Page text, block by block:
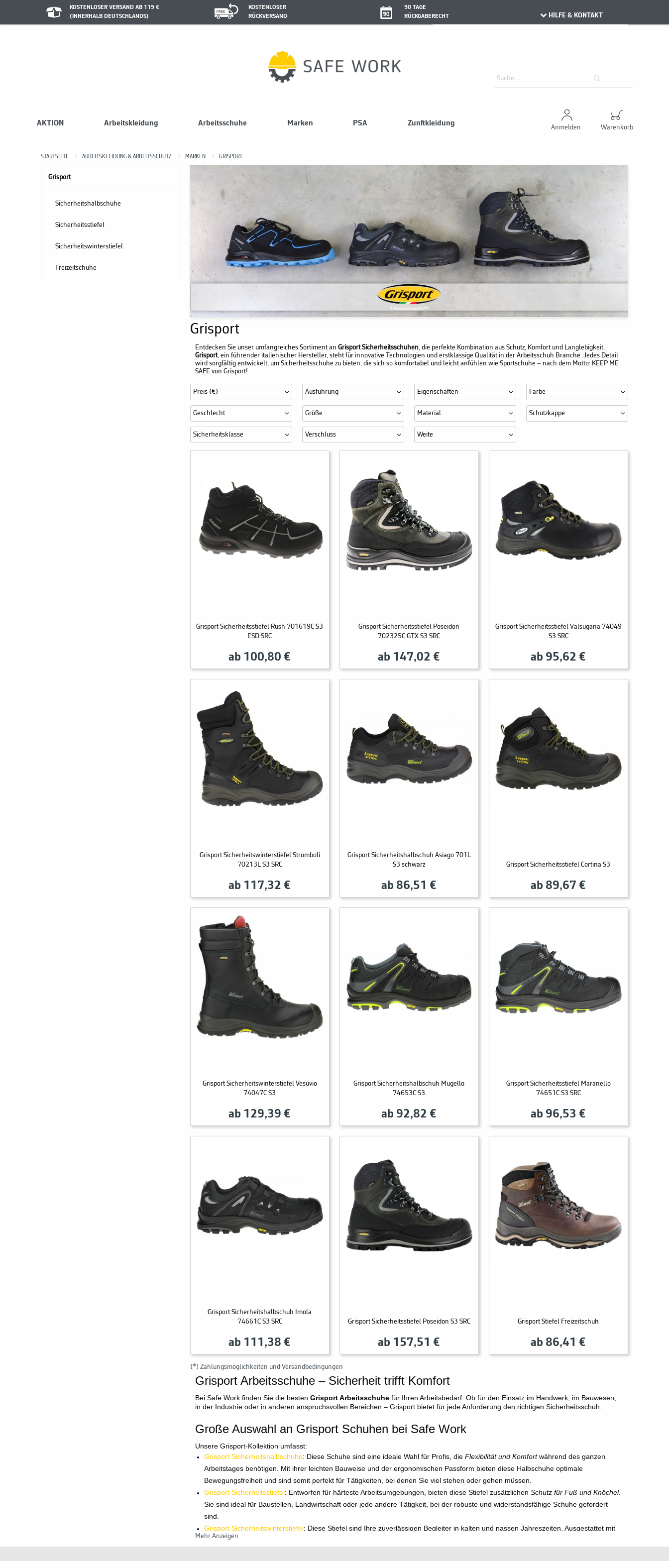
KOSTENLOSER VERSAND AB 119 €
(INNERHALB DEUTSCHLANDS)
KOSTENLOSER
RÜCKVERSAND
90 TAGE
RÜCKGABERECHT
HILFE & KONTAKT
AKTION Arbeitskleidung Arbeitsschuhe Marken PSA Zunftkleidung
Anmelden Warenkorb
STARTSEITE ARBEITSKLEIDUNG & ARBEITSSCHUTZ MARKEN GRISPORT
Grisport
Sicherheitshalbschuhe
Sicherheitsstiefel
Sicherheitswinterstiefel
Freizeitschuhe
Grisport
Entdecken Sie unser umfangreiches Sortiment an Grisport Sicherheitsschuhen, die perfekte Kombination aus Schutz, Komfort und Langlebigkeit.
Grisport, ein führender italienischer Hersteller, steht für innovative Technologien und erstklassige Qualität in der Arbeitsschuh Branche. Jedes Detail
wird sorgfältig entwickelt, um Sicherheitsschuhe zu bieten, die sich so komfortabel und leicht anfühlen wie Sportschuhe – nach dem Motto: KEEP ME
SAFE von Grisport!
Preis (€) Ausführung Eigenschaften Farbe
Geschlecht Größe Material Schutzkappe
Sicherheitsklasse Verschluss Weite
Grisport Sicherheitsstiefel Rush 701619C S3
ESD SRC
ab 100,80 €
Grisport Sicherheitsstiefel Poseidon
702325C GTX S3 SRC
ab 147,02 €
Grisport Sicherheitsstiefel Valsugana 74049
S3 SRC
ab 95,62 €
Grisport Sicherheitswinterstiefel Stromboli
70213L S3 SRC
ab 117,32 €
Grisport Sicherheitshalbschuh Asiago 701L
S3 schwarz
ab 86,51 €
Grisport Sicherheitsstiefel Cortina S3
ab 89,67 €
Grisport Sicherheitswinterstiefel Vesuvio
74047C S3
ab 129,39 €
Grisport Sicherheitshalbschuh Mugello
74653C S3
ab 92,82 €
Grisport Sicherheitsstiefel Maranello
74651C S3 SRC
ab 96,53 €
Grisport Sicherheitshalbschuh Imola
74661C S3 SRC
ab 111,38 €
Grisport Sicherheitsstiefel Poseidon S3 SRC
ab 157,51 €
Grisport Stiefel Freizeitschuh
ab 86,41 €
(*) Zahlungsmöglichkeiten und Versandbedingungen
Grisport Arbeitsschuhe – Sicherheit trifft Komfort
Bei Safe Work finden Sie die besten Grisport Arbeitsschuhe für Ihren Arbeitsbedarf. Ob für den Einsatz im Handwerk, im Bauwesen,
in der Industrie oder in anderen anspruchsvollen Bereichen – Grisport bietet für jede Anforderung den richtigen Sicherheitsschuh.
Große Auswahl an Grisport Schuhen bei Safe Work
Unsere Grisport-Kollektion umfasst:
Grisport Sicherheitshalbschuhe: Diese Schuhe sind eine ideale Wahl für Profis, die Flexibilität und Komfortwährend des ganzen
Arbeitstages benötigen. Mit ihrer leichten Bauweise und der ergonomischen Passform bieten diese Halbschuhe optimale
Bewegungsfreiheit und sind somit perfekt für Tätigkeiten, bei denen Sie viel stehen oder gehen müssen.
Grisport Sicherheitsstiefel: Entworfen für härteste Arbeitsumgebungen, bieten diese Stiefel zusätzlichen Schutz für Fuß und Knöchel.
Sie sind ideal für Baustellen, Landwirtschaft oder jede andere Tätigkeit, bei der robuste und widerstandsfähige Schuhe gefordert
sind.
Grisport Sicherheitswinterstiefel: Diese Stiefel sind Ihre zuverlässigen Begleiter in kalten und nassen Jahreszeiten. Ausgestattet mit
wärmeisolierenden Materialien und wasserdichten Eigenschaften
Mehr Anzeigen